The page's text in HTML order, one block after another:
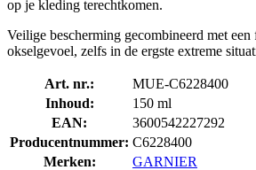
op je kleding terechtkomen.
Veilige bescherming gecombineerd met
okselgevoel, zelfs in de ergste extreme
Art. nr.:
MUE-C6228400
Inhoud:
150 ml
EAN:
3600542227292
Producentnummer: C6228400
Merken:
GARNIER